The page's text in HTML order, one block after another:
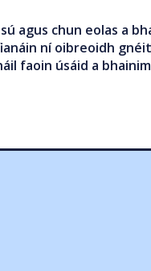
agus chun eolas a
ní oibreoidh
faoin úsáid a